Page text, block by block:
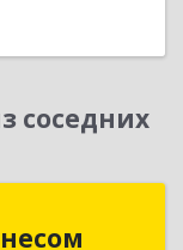
соседних